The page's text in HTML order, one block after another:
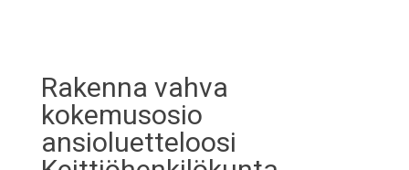
Rakenna vahva
kokemusosio
ansioluetteloosi